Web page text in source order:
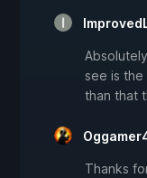
see is
than that
Thanks